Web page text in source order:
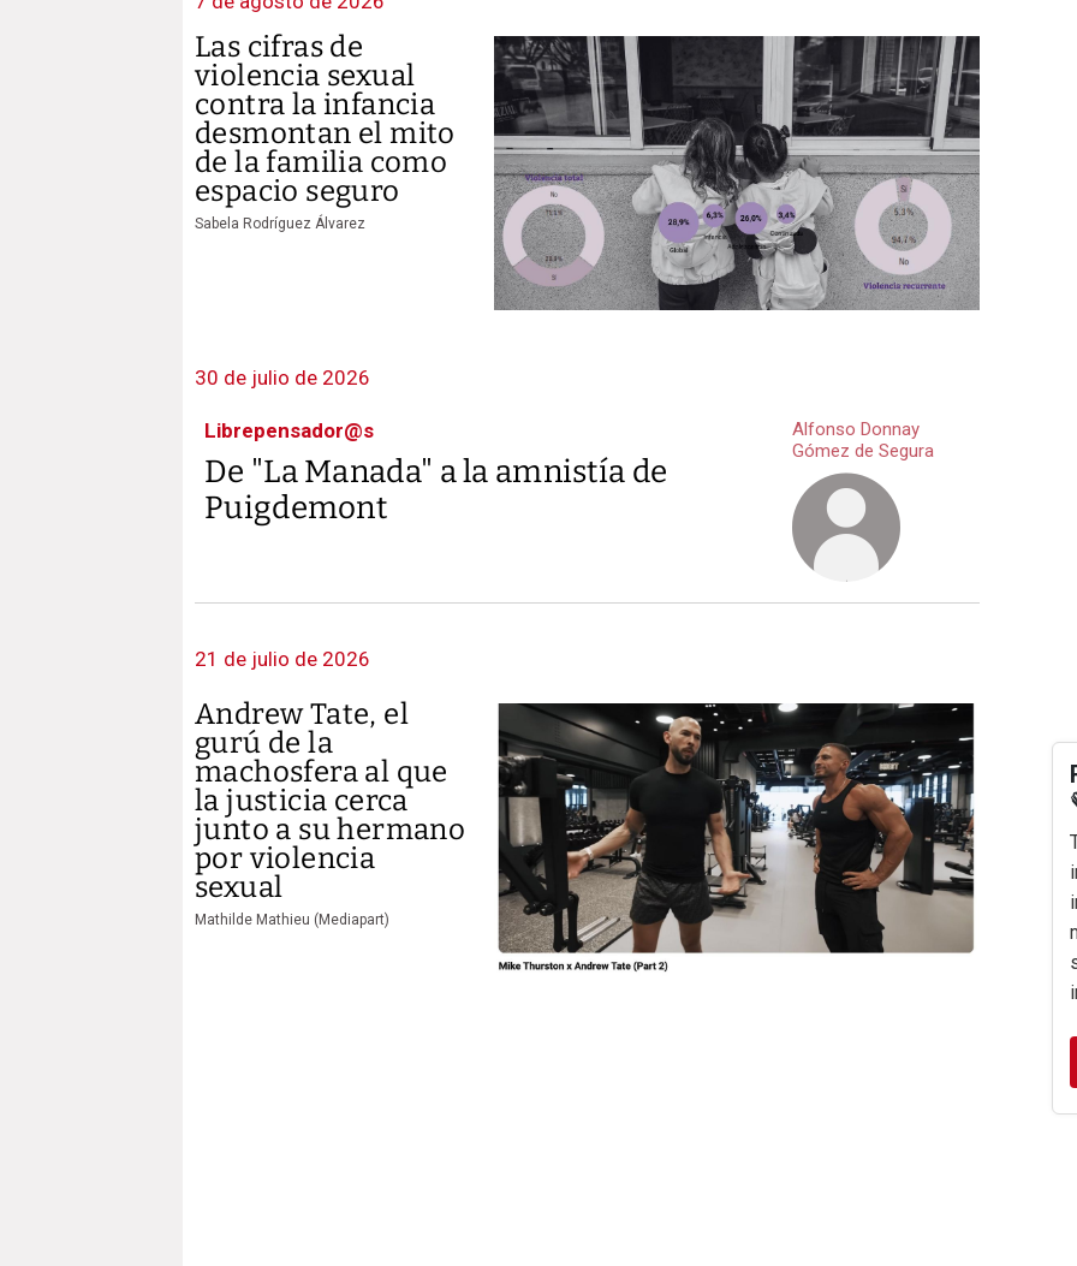
Las cifras de
violencia sexual
contra la infancia
desmontan el mito
de la familia como
espacio seguro
Sabela Rodríguez Álvarez
30 de julio de 2026
Librepensador@s
De "La Manada" a la amnistía de
Puigdemont
Alfonso Donnay
Gómez de Segura
21 de julio de 2026
Andrew Tate, el
gurú de la
machosfera al que
la justicia cerca
junto a su hermano
por violencia
sexual
Mathilde Mathieu (Mediapart)